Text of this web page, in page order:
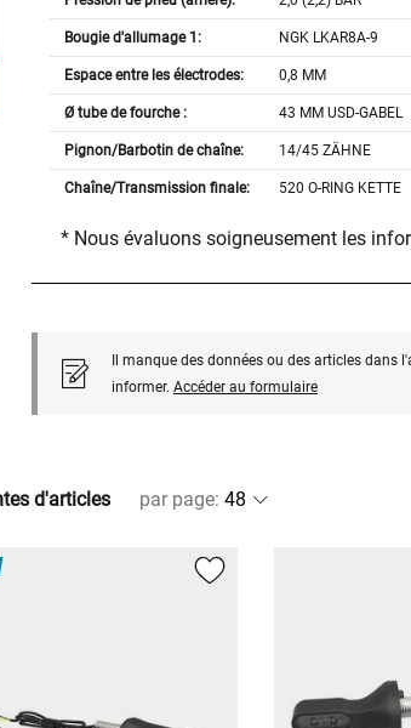
Bougie d'allumage 1: NGK LKAR8A-9
Espace entre les électrodes: 0,8 MM
Ø tube de fourche : 43 MM USD-GABEL
Pignon/Barbotin de chaîne: 14/45 ZÄHNE
Chaîne/Transmission finale: 520 O-RING KETTE
* Nous évaluons soigneusement les
Il manque des données ou des articles dans
informer. Accéder au formulaire
d'articles par page: